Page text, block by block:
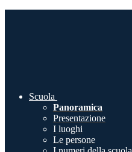
Scuola
Panoramica
Presentazione
I luoghi
Le persone